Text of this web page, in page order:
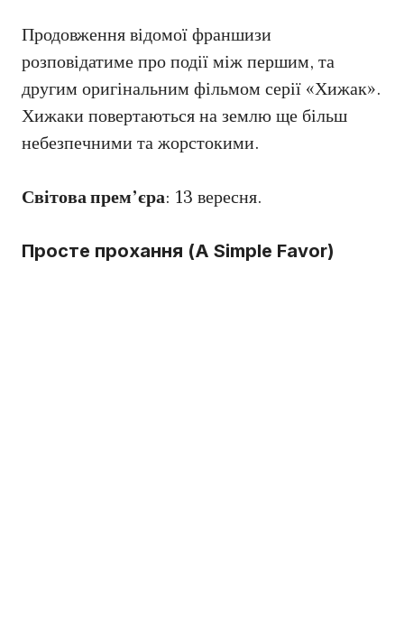
Продовження відомої франшизи
розповідатиме про події між першим, та
другим оригінальним фільмом серії «Хижак».
Хижаки повертаються на землю ще більш
небезпечними та жорстокими.
Світова прем’єра: 13 вересня.
Просте прохання (A Simple Favor)